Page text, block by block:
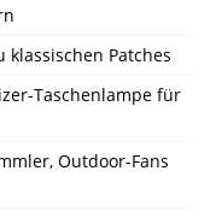
klassischen Patches
Taschenlampe für
Outdoor-Fans